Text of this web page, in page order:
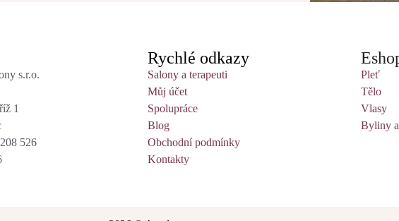
s.r.o.
1
526
Rychlé odkazy
Salony a terapeuti
Můj účet
Spolupráce
Blog
Obchodní podmínky
Kontakty
Pleť
Tělo
Vlasy
Byliny